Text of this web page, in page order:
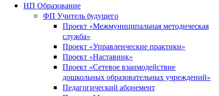
НП Образование
ФП Учитель будущего
Проект «Межмуниципальная методическая
служба»
Проект «Управленческие практики»
Проект «Наставник»
Проект «Сетевое взаимодействие
дошкольных образовательных учреждений»
Педагогический абонемент